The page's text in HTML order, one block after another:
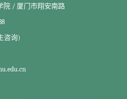
院 / 厦门市翔安南路
咨询)